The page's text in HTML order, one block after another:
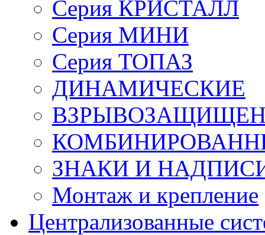
Серия КРИСТАЛЛ
Серия МИНИ
Серия ТОПАЗ
ДИНАМИЧЕСКИЕ
ЗНАКИ И
Монтаж и крепление
Централизованные